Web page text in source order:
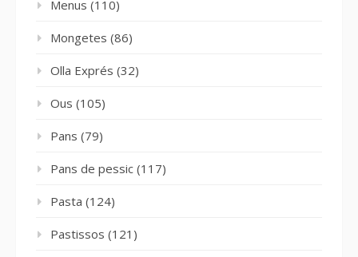
Menus (110)
Mongetes (86)
Olla Exprés (32)
Ous (105)
Pans (79)
Pans de pessic (117)
Pasta (124)
Pastissos (121)